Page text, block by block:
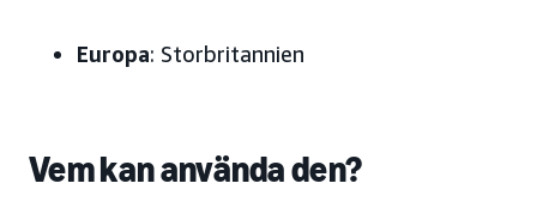
Europa: Storbritannien
Vem kan använda den?